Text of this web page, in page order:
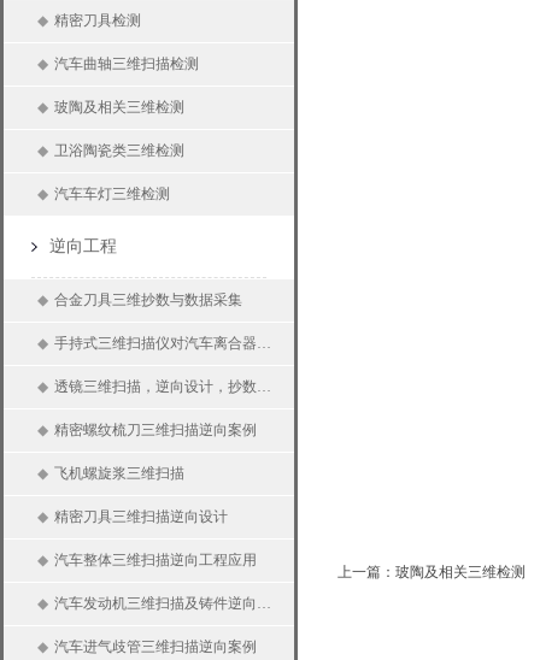
◆ 精密刀具检测
◆ 汽车曲轴三维扫描检测
◆ 玻陶及相关三维检测
◆ 卫浴陶瓷类三维检测
◆ 汽车车灯三维检测
逆向工程
◆ 合金刀具三维抄数与数据采集
◆ 手持式三维扫描仪对汽车离合器三维扫描、逆向抄数、三维测量
◆ 透镜三维扫描，逆向设计，抄数设计
◆ 精密螺纹梳刀三维扫描逆向案例
◆ 飞机螺旋浆三维扫描
◆ 精密刀具三维扫描逆向设计
◆ 汽车整体三维扫描逆向工程应用
◆ 汽车发动机三维扫描及铸件逆向案例
◆ 汽车进气歧管三维扫描逆向案例
上一篇：玻陶及相关三维检测